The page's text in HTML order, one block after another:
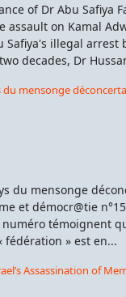
of Dr Abu Safiya
assault on Kamal
Safiya's illegal arrest
decades, Dr
du mensonge
du mensonge
et démocr@tie
témoignent
fédération » est en...
Assassination of